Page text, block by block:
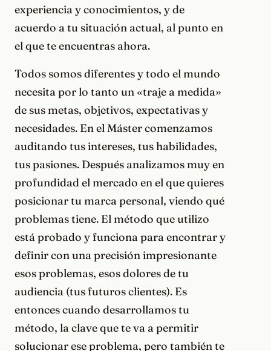
experiencia y conocimientos, y de
acuerdo a tu situación actual, al punto en
el que te encuentras ahora.
Todos somos diferentes y todo el mundo
necesita por lo tanto un «traje a medida»
de sus metas, objetivos, expectativas y
necesidades. En el Máster comenzamos
auditando tus intereses, tus habilidades,
tus pasiones. Después analizamos muy en
profundidad el mercado en el que quieres
posicionar tu marca personal, viendo qué
problemas tiene. El método que utilizo
está probado y funciona para encontrar y
definir con una precisión impresionante
esos problemas, esos dolores de tu
audiencia (tus futuros clientes). Es
entonces cuando desarrollamos tu
método, la clave que te va a permitir
solucionar ese problema, pero también te